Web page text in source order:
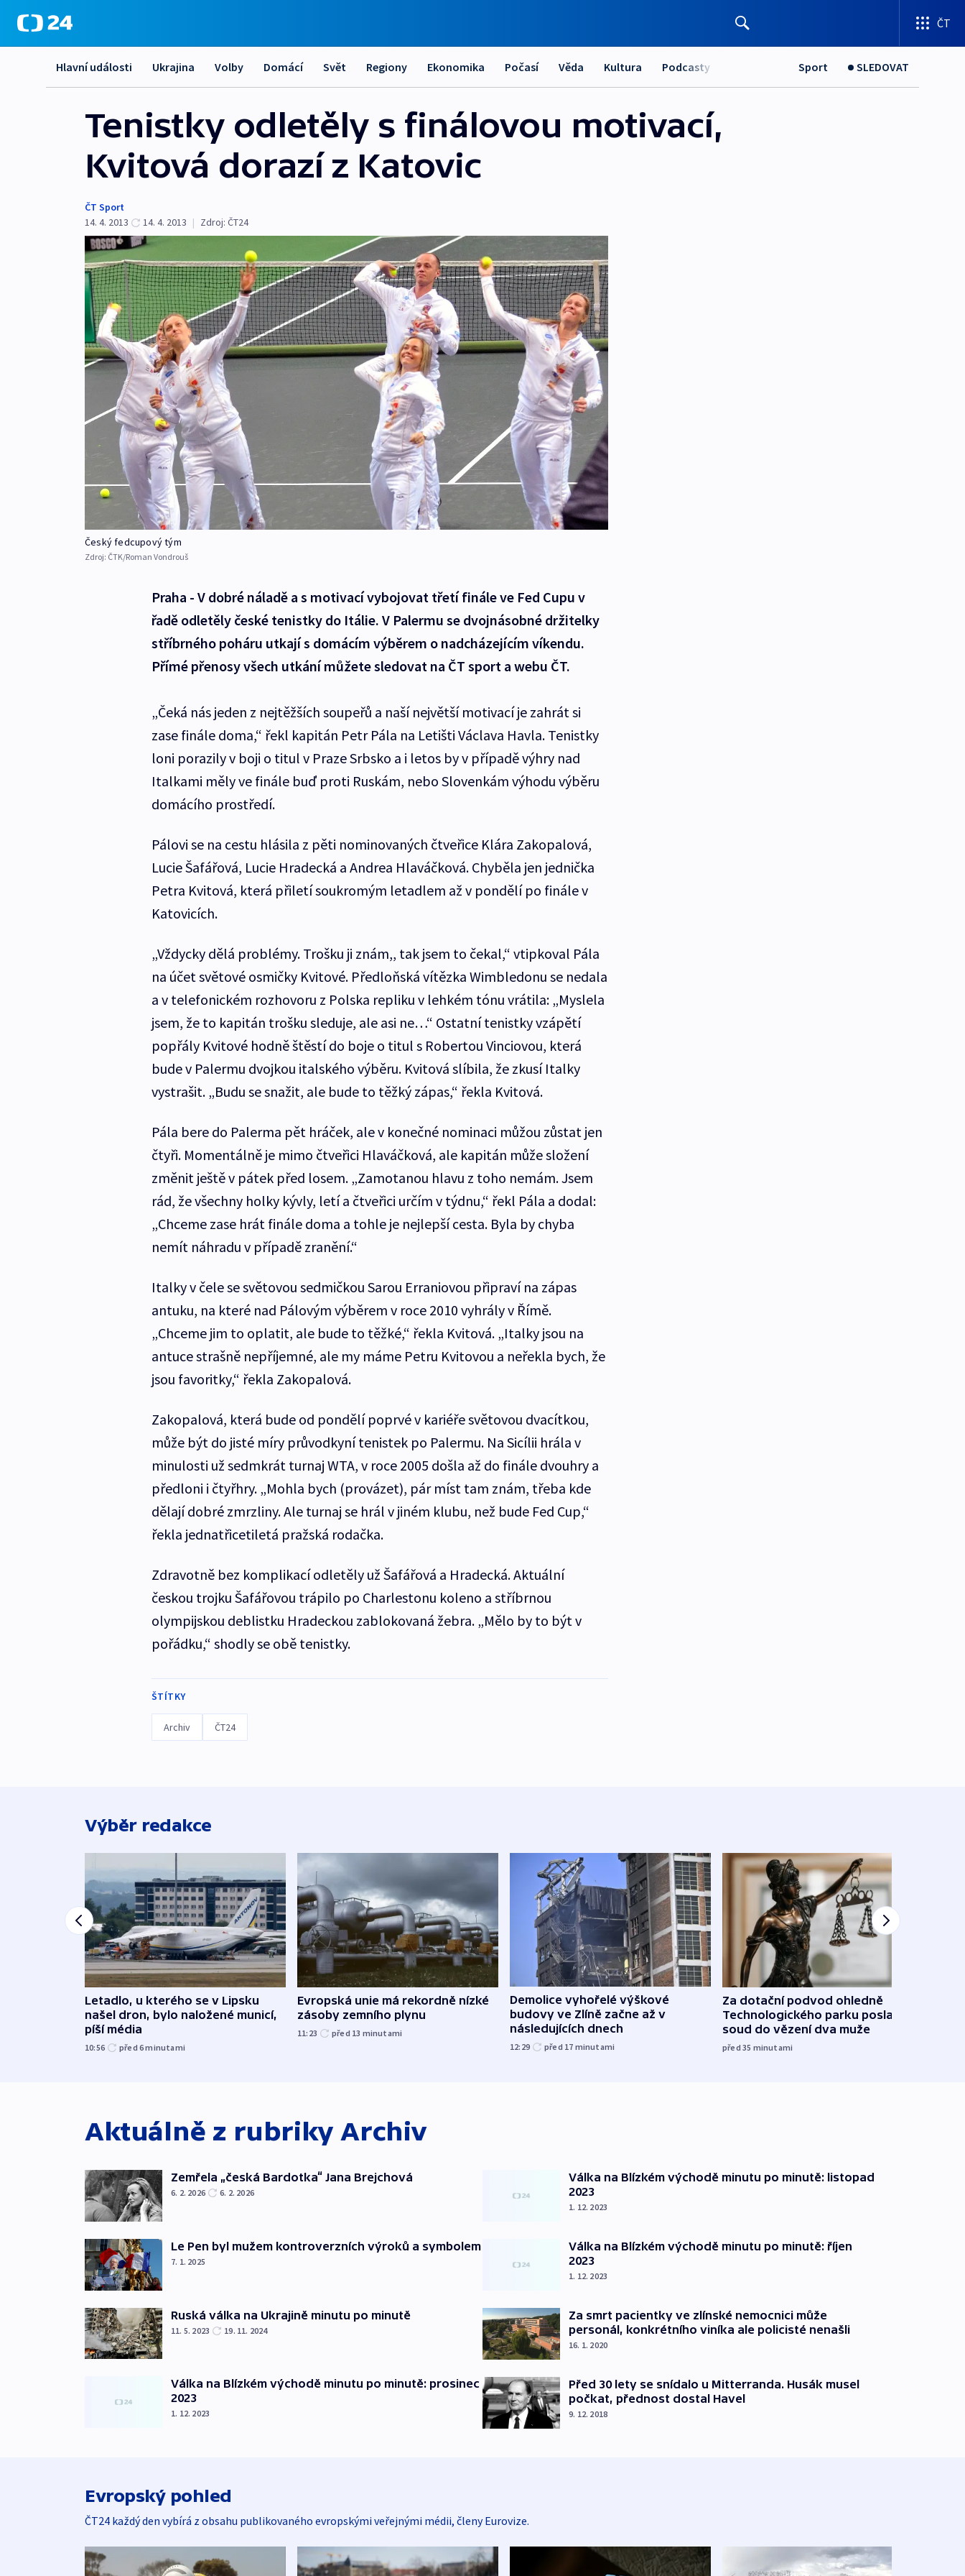
ČT
Hlavní události Ukrajina Volby Domácí Svět Regiony Ekonomika Počasí Věda Kultura Podcasty Sport SLEDOVAT
Tenistky odletěly s finálovou motivací,
Kvitová dorazí z Katovic
ČT Sport
14. 4. 2013
14. 4. 2013 | Zdroj: ČT24
Český fedcupový tým
Zdroj: ČTK/Roman Vondrouš
Praha - V dobré náladě a s motivací vybojovat třetí finále ve Fed Cupu v
řadě odletěly české tenistky do Itálie. V Palermu se dvojnásobné držitelky
stříbrného poháru utkají s domácím výběrem o nadcházejícím víkendu.
Přímé přenosy všech utkání můžete sledovat na ČT sport a webu ČT.
„Čeká nás jeden z nejtěžších soupeřů a naší největší motivací je zahrát si
zase finále doma,“ řekl kapitán Petr Pála na Letišti Václava Havla. Tenistky
loni porazily v boji o titul v Praze Srbsko a i letos by v případě výhry nad
Italkami měly ve finále buď proti Ruskám, nebo Slovenkám výhodu výběru
domácího prostředí.
Pálovi se na cestu hlásila z pěti nominovaných čtveřice Klára Zakopalová,
Lucie Šafářová, Lucie Hradecká a Andrea Hlaváčková. Chyběla jen jednička
Petra Kvitová, která přiletí soukromým letadlem až v pondělí po finále v
Katovicích.
„Vždycky dělá problémy. Trošku ji znám,, tak jsem to čekal,“ vtipkoval Pála
na účet světové osmičky Kvitové. Předloňská vítězka Wimbledonu se nedala
a v telefonickém rozhovoru z Polska repliku v lehkém tónu vrátila: „Myslela
jsem, že to kapitán trošku sleduje, ale asi ne…“ Ostatní tenistky vzápětí
popřály Kvitové hodně štěstí do boje o titul s Robertou Vinciovou, která
bude v Palermu dvojkou italského výběru. Kvitová slíbila, že zkusí Italky
vystrašit. „Budu se snažit, ale bude to těžký zápas,“ řekla Kvitová.
Pála bere do Palerma pět hráček, ale v konečné nominaci můžou zůstat jen
čtyři. Momentálně je mimo čtveřici Hlaváčková, ale kapitán může složení
změnit ještě v pátek před losem. „Zamotanou hlavu z toho nemám. Jsem
rád, že všechny holky kývly, letí a čtveřici určím v týdnu,“ řekl Pála a dodal:
„Chceme zase hrát finále doma a tohle je nejlepší cesta. Byla by chyba
nemít náhradu v případě zranění.“
Italky v čele se světovou sedmičkou Sarou Erraniovou připraví na zápas
antuku, na které nad Pálovým výběrem v roce 2010 vyhrály v Římě.
„Chceme jim to oplatit, ale bude to těžké,“ řekla Kvitová. „Italky jsou na
antuce strašně nepříjemné, ale my máme Petru Kvitovou a neřekla bych, že
jsou favoritky,“ řekla Zakopalová.
Zakopalová, která bude od pondělí poprvé v kariéře světovou dvacítkou,
může být do jisté míry průvodkyní tenistek po Palermu. Na Sicílii hrála v
minulosti už sedmkrát turnaj WTA, v roce 2005 došla až do finále dvouhry a
předloni i čtyřhry. „Mohla bych (provázet), pár míst tam znám, třeba kde
dělají dobré zmrzliny. Ale turnaj se hrál v jiném klubu, než bude Fed Cup,“
řekla jednatřicetiletá pražská rodačka.
Zdravotně bez komplikací odletěly už Šafářová a Hradecká. Aktuální
českou trojku Šafářovou trápilo po Charlestonu koleno a stříbrnou
olympijskou deblistku Hradeckou zablokovaná žebra. „Mělo by to být v
pořádku,“ shodly se obě tenistky.
ŠTÍTKY
Archiv ČT24
Výběr redakce
Letadlo, u kterého se v Lipsku
našel dron, bylo naložené municí,
píší média
10:56 před 6minutami
Evropská unie má rekordně nízké
zásoby zemního plynu
11:23 před 13 minutami
Demolice vyhořelé výškové
budovy ve Zlíně začne až v
následujících dnech
12:29 před 17 minutami
Za dotační podvod ohledně
Technologického parku poslal
soud do vězení dva muže
před 35 minutami
Aktuálně z rubriky Archiv
Zemřela „česká Bardotka“ Jana Brejchová
6. 2. 2026 6. 2. 2026
Le Pen byl mužem kontroverzních výroků a symbolem
7. 1. 2025
Ruská válka na Ukrajině minutu po minutě
11. 5. 2023 19. 11. 2024
Válka na Blízkém východě minutu po minutě: prosinec
2023
1. 12. 2023
Válka na Blízkém východě minutu po minutě: listopad
2023
1. 12. 2023
Válka na Blízkém východě minutu po minutě: říjen
2023
1. 12. 2023
Za smrt pacientky ve zlínské nemocnici může
personál, konkrétního viníka ale policisté nenašli
16. 1. 2020
Před 30 lety se snídalo u Mitterranda. Husák musel
počkat, přednost dostal Havel
9. 12. 2018
Evropský pohled
ČT24 každý den vybírá z obsahu publikovaného evropskými veřejnými médii, členy Eurovize.